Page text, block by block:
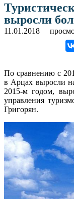
выросли
11.01.2018
По сравнению с
в Арцах выросли
2015-м годом,
управления
Григорян.